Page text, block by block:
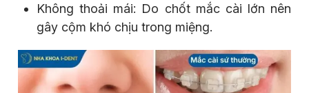
Không thoải mái: Do chốt mắc cài lớn nên
gây cộm khó chịu trong miệng.